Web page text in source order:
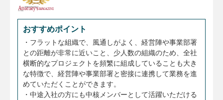
おすすめポイント
・フラットな組織で、風通しがよく、経営陣や事業部署
との距離が非常に近いこと、少人数の組織のため、全社
横断的なプロジェクトを頻繁に組成していることも大き
な特徴で、経営陣や事業部署と密接に連携して業務を進
めていただくことができます。
・中途入社の方にも中核メンバーとして活躍いただける